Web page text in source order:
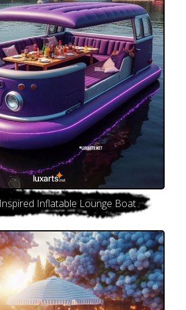
Inflatable Lounge Boat